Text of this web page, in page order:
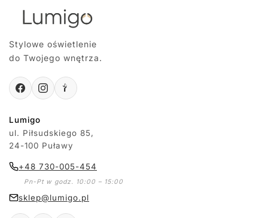
Stylowe oświetlenie
do Twojego wnętrza.
Lumigo
ul. Piłsudskiego 85,
24-100 Puławy
+48 730-005-454
Pn-Pt w godz. 10:00 – 15:00
sklep@lumigo.pl